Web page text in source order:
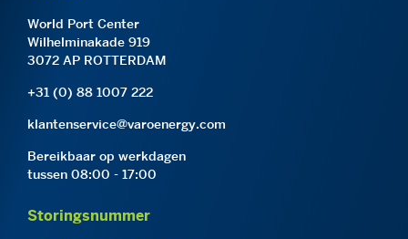
World Port Center
Wilhelminakade 919
3072 AP ROTTERDAM
+31 (0) 88 1007 222
klantenservice@varoenergy.com
Bereikbaar op werkdagen
tussen 08:00 - 17:00
Storingsnummer